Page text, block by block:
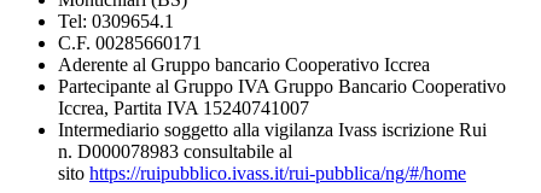
Tel: 0309654.1
C.F. 00285660171
Aderente al Gruppo bancario Cooperativo Iccrea
Partecipante al Gruppo IVA Gruppo Bancario Cooperativo
Iccrea, Partita IVA 15240741007
Intermediario soggetto alla vigilanza Ivass iscrizione Rui
n. D000078983 consultabile al
sito https://ruipubblico.ivass.it/rui-pubblica/ng/#/home